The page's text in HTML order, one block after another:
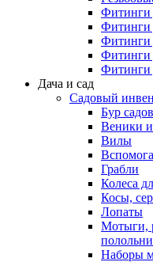
Фитинги
Фитинги
Фитинги
Фитинги
Фитинги
Дача и сад
Садовый
Бур
Веники
Вилы
Грабли
Колеса
Косы,
Лопаты
Мотыги,
Наборы